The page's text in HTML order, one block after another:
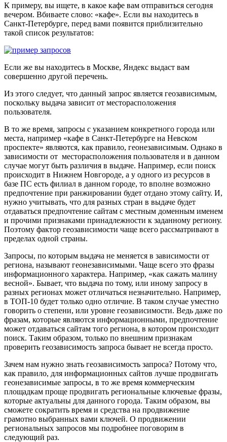
К примеру, вы ищете, в какое кафе вам отправиться сегодня
вечером. Вбиваете слово: «кафе». Если вы находитесь в
Санкт-Петербурге, перед вами появится приблизительно
такой список результатов:
Если же вы находитесь в Москве, Яндекс выдаст вам
совершенно другой перечень.
Из этого следует, что данный запрос является геозависимым,
поскольку выдача зависит от месторасположения
пользователя.
В то же время, запросы с указанием конкретного города или
места, например «кафе в Санкт-Петербурге на Невском
проспекте» являются, как правило, геонезависимым. Однако в
зависимости от месторасположения пользователя и в данном
случае могут быть различия в выдаче. Например, если поиск
происходит в Нижнем Новгороде, а у одного из ресурсов в
базе ПС есть филиал в данном городе, то вполне возможно
предпочтение при ранжировании будет отдано этому сайту. И,
нужно учитывать, что для разных стран в выдаче будет
отдаваться предпочтение сайтам с местным доменным именем
и прочими признаками принадлежности к заданному региону.
Поэтому фактор геозависимости чаще всего рассматривают в
пределах одной страны.
Запросы, по которым выдача не меняется в зависимости от
региона, называют геонезависимыми. Чаще всего это фразы
информационного характера. Например, «как сажать малину
весной». Бывает, что выдача по тому, или иному запросу в
разных регионах может отличаться незначительно. Например,
в ТОП-10 будет только одно отличие. В таком случае уместно
говорить о степени, или уровне геозависимости. Ведь даже по
фразам, которые являются информационными, предпочтение
может отдаваться сайтам того региона, в котором происходит
поиск. Таким образом, только по внешним признакам
проверить геозависимость запроса бывает не всегда просто.
Зачем нам нужно знать геозависимость запроса? Потому что,
как правило, для информационных сайтов лучше продвигать
геонезависимые запросы, в то же время коммерческим
площадкам проще продвигать региональные ключевые фразы,
которые актуальны для данного города. Таким образом, вы
сможете сократить время и средства на продвижение
грамотно выбранных вами ключей. О продвижении
региональных запросов мы подробнее поговорим в
следующий раз.